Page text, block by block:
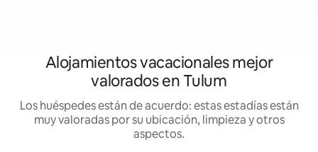
Alojamientos vacacionales mejor
valorados en Tulum
Los huéspedes están de acuerdo: estas estadías están
muy valoradas por su ubicación, limpieza y otros
aspectos.